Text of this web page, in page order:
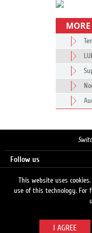
MORE
Follow us
This website uses
use of this technology. For